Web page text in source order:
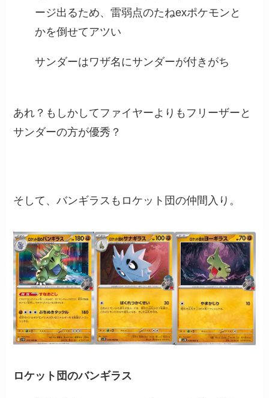
ージ出るため、雷弱点のたねexポケモンと
かを倒せてアツい
サンダーはワザ名にサンダーが付きがち
あれ？もしかしてファイヤーよりもフリーザーと
サンダーの方が優秀？
そして、バンギラスもロケット団の仲間入り。
ロケット団のバンギラス